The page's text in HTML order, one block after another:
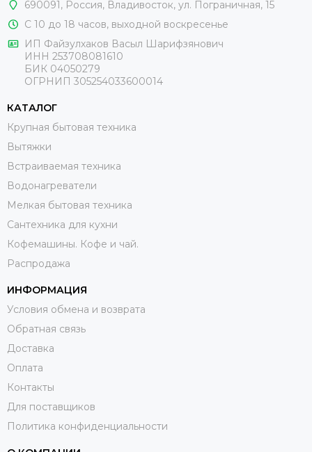
690091, Россия, Владивосток, ул. Пограничная, 15
С 10 до 18 часов, выходной воскресенье
ИП Файзулхаков Васыл Шарифзянович
ИНН 253708081610
БИК 04050279
ОГРНИП 305254033600014
КАТАЛОГ
Крупная бытовая техника
Вытяжки
Встраиваемая техника
Водонагреватели
Мелкая бытовая техника
Сантехника для кухни
Кофемашины. Кофе и чай.
Распродажа
ИНФОРМАЦИЯ
Условия обмена и возврата
Обратная связь
Доставка
Оплата
Контакты
Для поставщиков
Политика конфиденциальности